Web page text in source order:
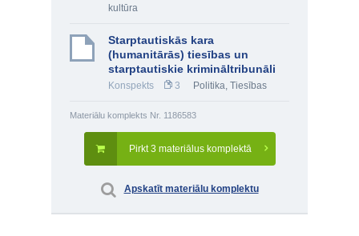
kultūra
Starptautiskās kara
(humanitārās) tiesības un
starptautiskie krimināltribunāli
Konspekts 3 Politika, Tiesības
Materiālu komplekts Nr. 1186583
Pirkt 3 materiālus komplektā
Apskatīt materiālu komplektu